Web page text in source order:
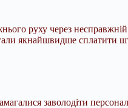
руху через
якнайшвидше сплатити
заволодіти